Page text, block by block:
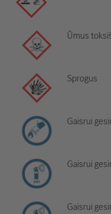
Ūmus
Sprogus
Gaisrui
Gaisrui
Gaisrui